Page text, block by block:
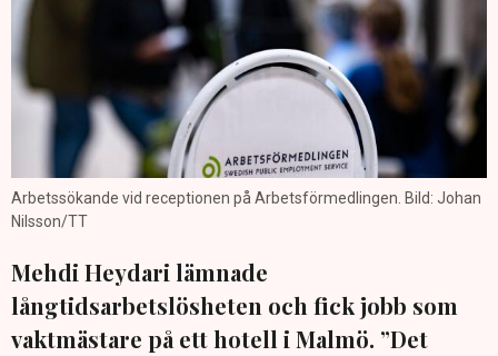
Arbetssökande vid receptionen på Arbetsförmedlingen. Bild: Johan
Nilsson/TT
Mehdi Heydari lämnade
långtidsarbetslösheten och fick jobb som
vaktmästare på ett hotell i Malmö. ”Det